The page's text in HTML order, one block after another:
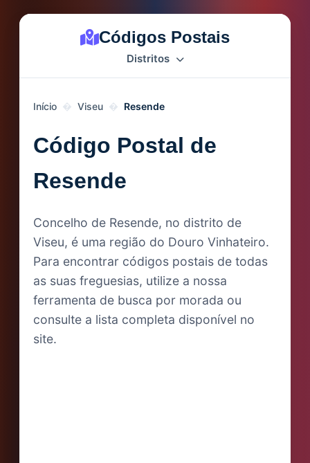
Códigos Postais
Distritos
Início Viseu Resende
Código Postal de
Resende
Concelho de Resende, no distrito de
Viseu, é uma região do Douro Vinhateiro.
Para encontrar códigos postais de todas
as suas freguesias, utilize a nossa
ferramenta de busca por morada ou
consulte a lista completa disponível no
site.